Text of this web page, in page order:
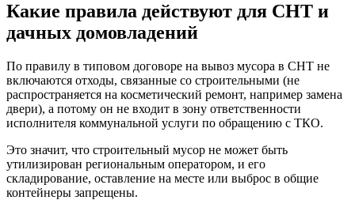
Какие правила действуют для СНТ и
дачных домовладений
По правилу в типовом договоре на вывоз мусора в СНТ не
включаются отходы, связанные со строительными (не
распространяется на косметический ремонт, например замена
двери), а потому он не входит в зону ответственности
исполнителя коммунальной услуги по обращению с ТКО.
Это значит, что строительный мусор не может быть
утилизирован региональным оператором, и его
складирование, оставление на месте или выброс в общие
контейнеры запрещены.